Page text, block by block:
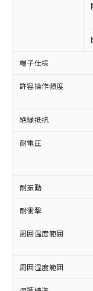
端子仕様
許容操作頻度
絶縁抵抗
耐電圧
耐振動
耐衝撃
周囲温度範囲
周囲湿度範囲
以下の条
ご利用く
本
商品
(税
当
本
こ
在
記載
タ
覧
準価
正
様
ム
オ
対応予定
非含有に
調査・確
非含有の
商品です。
非該当品
害物質有
仕入先様
いたもの
むを得ず
鉛(Pb)
六価クロム
類(PBB)
ルベンジル（
（DBP）
但し、RoHS
適用除外項目
フタル酸エ
「○」：
基準値以
「×」：最
基準値を
「－」：
*中国
Pb(鉛)
Cr(Ⅵ)(六価ク
ニル類) :
ル類) :
DBP(フタル酸
イソブチル) :
DEHP(フタル
当
為
（以
ま
国
可)
当
全
いよ
当
ル
武